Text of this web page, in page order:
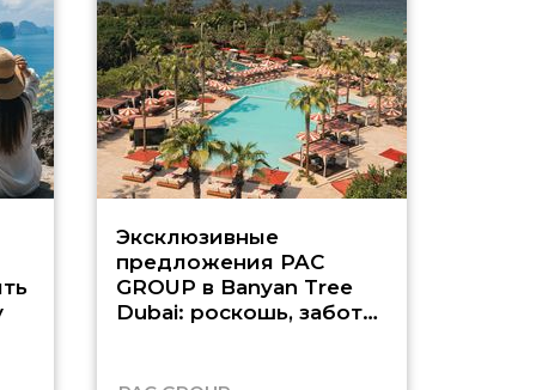
Эксклюзивные
предложения PAC
GROUP в Banyan Tree
Dubai: роскошь, забота